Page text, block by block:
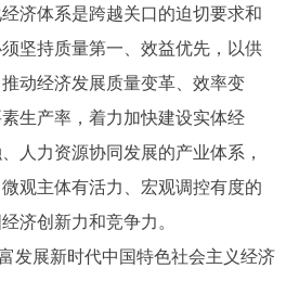
济体系是跨越关口的迫切要求和
坚持质量第一、效益优先，以供
动经济发展质量变革、效率变
生产率，着力加快建设实体经
人力资源协同发展的产业体系，
观主体有活力、宏观调控有度的
济创新力和竞争力。
发展新时代中国特色社会主义经济